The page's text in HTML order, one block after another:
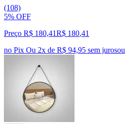
(108)
5% OFF
Preço R$ 180,41R$ 180,41
no Pix Ou 2x de R$ 94,95 sem jurosou